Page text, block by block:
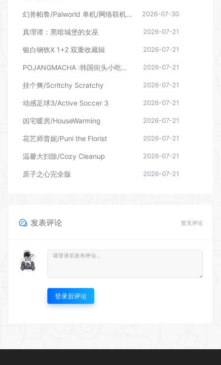
幻兽帕鲁/Palworld 单机/网络联机 （更新v1.0.1.10619） 2026-07-30
真理谭：黑暗城堡的女巫 2026-07-21
银白钢铁X 1+2 双重收藏辑 2026-07-21
POJANGMACHA :韩国街头小吃模拟器 2026-07-21
挂个爽/Scritchy Scratchy 2026-07-21
动感足球3/Active Soccer 3 2026-07-21
凶宅暖房/HouseWarming 2026-07-21
花艺师普妮/Puni the Florist 2026-07-21
温馨大扫除/Cozy Cleanup 2026-07-21
原子之心完全版 2026-07-21
发表评论 暂无评论
登录后评论